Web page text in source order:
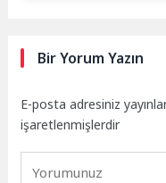
Bir Yorum Yazın
E-posta adresiniz
işaretlenmişlerdir